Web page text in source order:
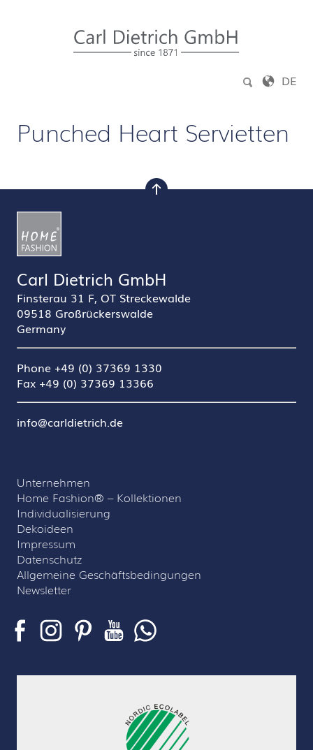
DE
Punched Heart Servietten
nach oben
Carl Dietrich GmbH
Finsterau 31 F, OT Streckewalde
09518 Großrückerswalde
Germany
Phone +49 (0) 37369 1330
Fax +49 (0) 37369 13366
info@carldietrich.de
Unternehmen
Home Fashion® – Kollektionen
Individualisierung
Dekoideen
Impressum
Datenschutz
Allgemeine Geschäftsbedingungen
Newsletter